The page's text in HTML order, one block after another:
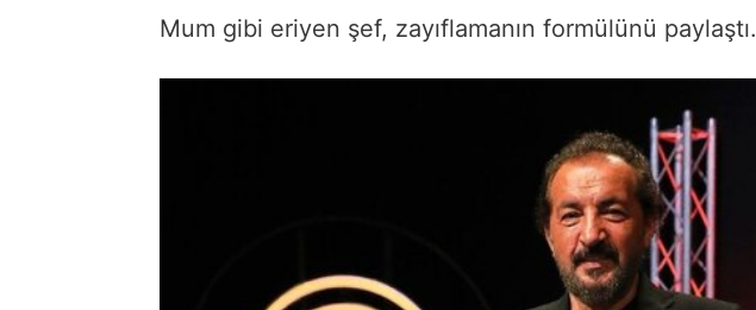
Mum gibi eriyen şef, zayıflamanın formülünü paylaştı.